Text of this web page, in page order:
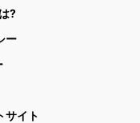
?
ー
サイト